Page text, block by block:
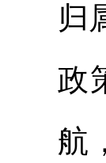
归
政
航